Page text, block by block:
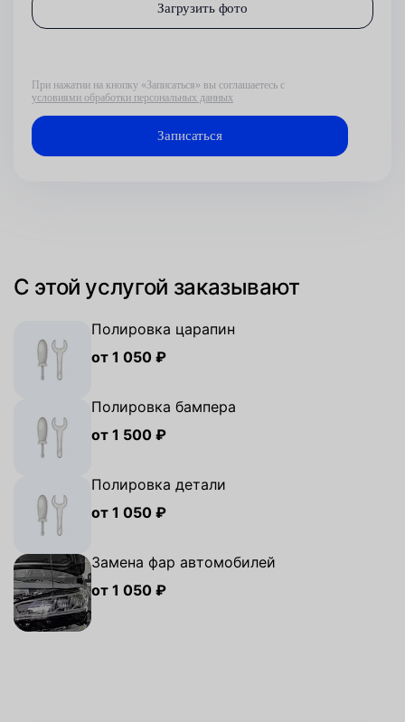
Загрузить фото
При нажатии на кнопку «Записаться» вы соглашаетесь с
условиями обработки персональных данных
С этой услугой заказывают
Полировка царапин
от 1 050 ₽
Полировка бампера
от 1 500 ₽
Полировка детали
от 1 050 ₽
Замена фар автомобилей
от 1 050 ₽